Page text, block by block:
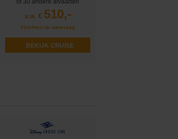
of 30 andere afvaarten
v.a. € 510,-
Vluchten op aanvraag
BEKIJK CRUISE